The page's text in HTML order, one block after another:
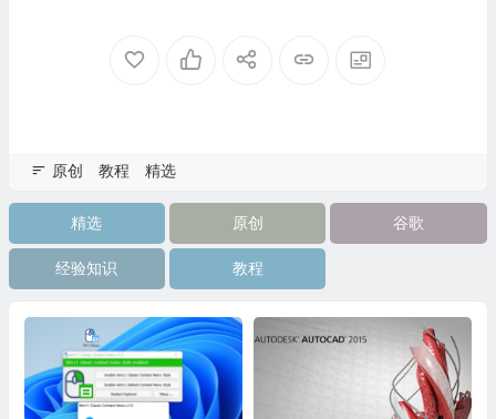
原创 教程 精选
精选 原创 谷歌
经验知识 教程